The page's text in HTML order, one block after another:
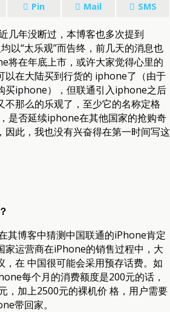
Pin Mail SMS
几年没断过，本博客也多次提到
均以“太乐观”而告终，前几天的消息也
将在年底上市，或许大家觉得心里的
以在大陆买到行货的 iphone了（由于
买iphone），但联通引入iphone之后
不那么的乐观了，至少它的名称定格
是否延续iphone在其他国家的抢购奇
因此，我也没有兴奋得在第一时间写这
其博客中猜测中国联通的iPhone肯定
家运营商在iPhone的销售过程中，大
，在 中国很可能会采用预存话费。如
每个月的消费额度是200元的话，
，加上2500元的裸机价 格，用户需要
带回家。